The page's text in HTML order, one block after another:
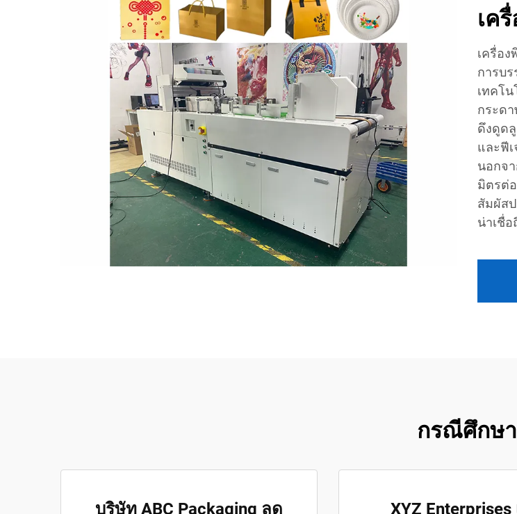
เค
เครื่อ
การบ
เทคโ
กระด
ดึงดูด
และฟี
นอกจ
มิตรต่
สัมผัส
น่าเชื่
กรณีศึกษา
บริษัท ABC Packaging ลด
XYZ Enterprises